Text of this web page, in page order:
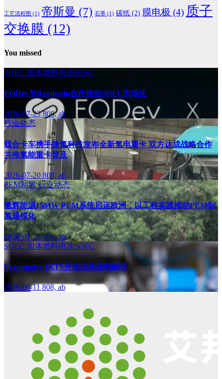
工艺流程图 (1) 帝斯曼 (7) 石墨 (1) 碳纸 (2) 膜电极 (4) 质子
交换膜 (12)
You missed
SOEC 固体燃料电池SOFC
EODev与Baudouin合作推动SOFC市场化
2026-07-23808, ab
行业动态
载合卡车携手捷氢科技发布全新氢电重卡 双方达成战略合作
共推氢能重卡普及
2026-07-20 808, ab
PEM制氢行业动态
氢辉能源15MW PEM系统启运欧洲，以工程实践推动PEM制
氢规模化
2026-07-20808, ab
SOEC 固体燃料电池SOFC
Fraunhofer IKTS开发出高温电解堆
2026-06-11808, ab